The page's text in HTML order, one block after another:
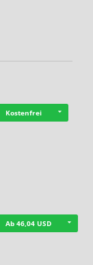
Kostenfrei
Ab 46,04 USD